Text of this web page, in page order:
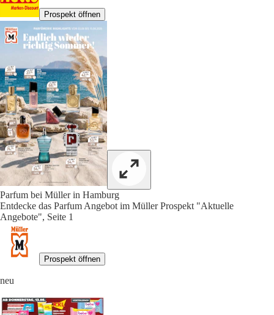
Prospekt öffnen
Parfum bei Müller in Hamburg
Entdecke das Parfum Angebot im Müller Prospekt "Aktuelle
Angebote", Seite 1
Prospekt öffnen
neu